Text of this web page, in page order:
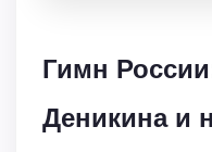
Гимн
Деникина и